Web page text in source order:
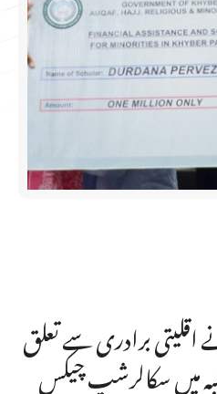
برادری سے تعلق
میں سکالرشپ چیکس